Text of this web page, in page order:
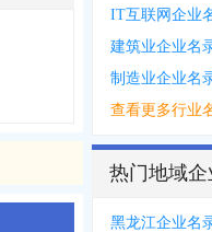
IT互联网企业
建筑业企业名
制造业企业名
查看更多行业
热门地域
黑龙江企业名